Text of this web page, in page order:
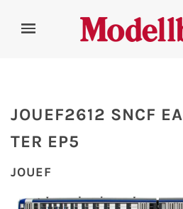
JOUEF2612 SNCF
TER EP5
JOUEF